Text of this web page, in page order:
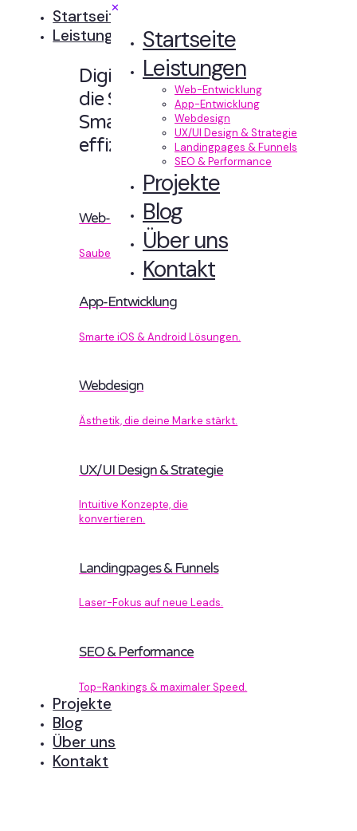
✕
Startseite
Leistungen
Web-Entwicklung
App-Entwicklung
Webdesign
UX/UI Design & Strategie
Landingpages & Funnels
SEO & Performance
Projekte
Blog
Über uns
Kontakt
Startseite
Leistungen
Digitale Erlebnisse,
die Sinn machen.
Smart designt und
effizient entwickelt.
Web-Entwicklung
Sauberer Code, der performt.
App-Entwicklung
Smarte iOS & Android Lösungen.
Webdesign
Ästhetik, die deine Marke stärkt.
UX/UI Design & Strategie
Intuitive Konzepte, die
konvertieren.
Landingpages & Funnels
Laser-Fokus auf neue Leads.
SEO & Performance
Top-Rankings & maximaler Speed.
Projekte
Blog
Über uns
Kontakt